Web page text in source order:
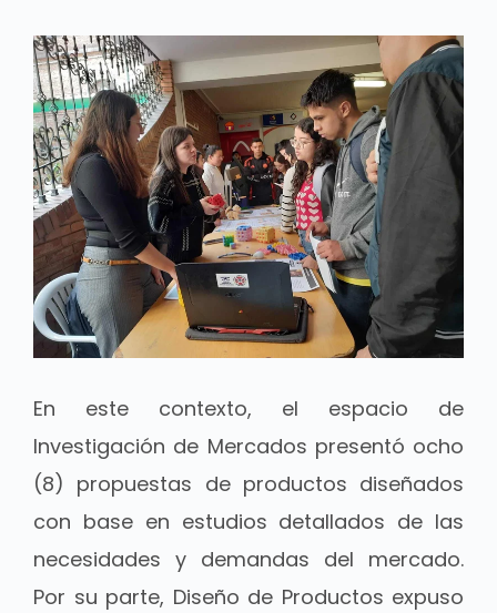
En este contexto, el espacio de
Investigación de Mercados presentó ocho
(8) propuestas de productos diseñados
con base en estudios detallados de las
necesidades y demandas del mercado.
Por su parte, Diseño de Productos expuso